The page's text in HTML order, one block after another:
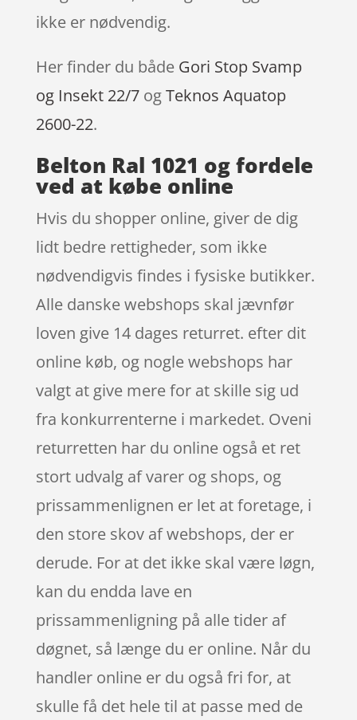
ikke er nødvendig.
Her finder du både Gori Stop Svamp
og Insekt 22/7ogTeknos Aquatop
2600-22.
Belton Ral 1021 og fordele
ved at købe online
Hvis du shopper online, giver de dig
lidt bedre rettigheder, som ikke
nødvendigvis findes i fysiske butikker.
Alle danske webshops skal jævnfør
loven give 14 dages returret. efter dit
online køb, og nogle webshops har
valgt at give mere for at skille sig ud
fra konkurrenterne i markedet. Oveni
returretten har du online også et ret
stort udvalg af varer og shops, og
prissammenlignen er let at foretage, i
den store skov af webshops, der er
derude. For at det ikke skal være løgn,
kan du endda lave en
prissammenligning på alle tider af
døgnet, så længe du er online. Når du
handler online er du også fri for, at
skulle få det hele til at passe med de